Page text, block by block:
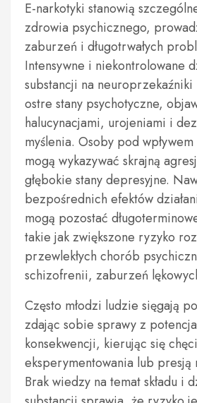
E-narkotyki stanowią
zdrowia psychicznego,
zaburzeń i długotrwałych
Intensywne i niekontrolowane
substancji na neuroprzekaźniki
ostre stany psychotyczne,
halucynacjami, urojeniami i
myślenia. Osoby pod
mogą wykazywać skrajną
głębokie stany depresyjne.
bezpośrednich efektów
mogą pozostać
takie jak zwiększone ryzyko
przewlekłych chorób
schizofrenii, zaburzeń
Często młodzi ludzie sięgają
zdając sobie sprawy z
konsekwencji, kierując się
eksperymentowania lub presją
Brak wiedzy na temat składu i